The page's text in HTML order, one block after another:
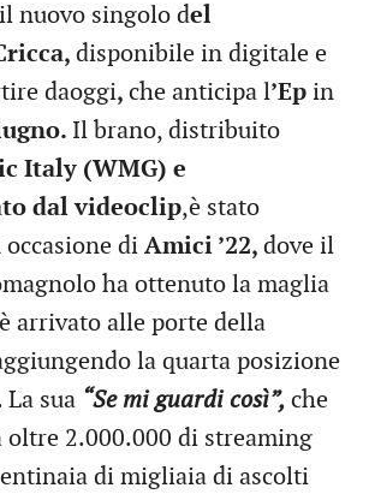
nuovo singolo del
disponibile in digitale e
daoggi, che anticipa l’Ep in
Il brano, distribuito
Italy (WMG) e
dal videoclip,è stato
di Amici ’22, dove il
ha ottenuto la maglia
arrivato alle porte della
la quarta posizione
sua “Se mi guardi così”, che
oltre 2.000.000 di streaming
di migliaia di ascolti